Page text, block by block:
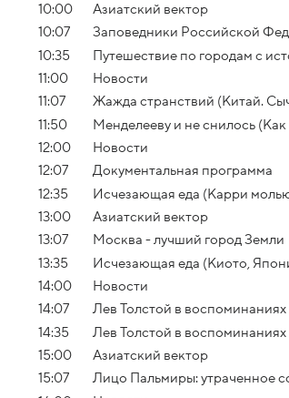
10:00
Азиатский вектор
10:07
Заповедники Российской
10:35
Путешествие по городам с
11:00
Новости
11:07
Жажда странствий (Китай.
11:50
Менделееву и не снилось (Как
12:00
Новости
12:07
Документальная программа
12:35
Исчезающая еда (Карри
13:00
Азиатский вектор
13:07
Москва - лучший город Земли
13:35
Исчезающая еда (Киото,
14:00
Новости
14:07
Лев Толстой в
14:35
Лев Толстой в
15:00
Азиатский вектор
15:07
Лицо Пальмиры: утраченное